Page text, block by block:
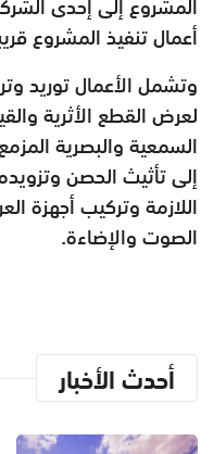
أعمال تنفيذ المشروع
وتشمل الأعمال توريد
لعرض القطع الأثرية
السمعية والبصرية
إلى تأثيث الحصن
اللازمة وتركيب أجهزة
الصوت والإضاءة.
أحدث الأخبار